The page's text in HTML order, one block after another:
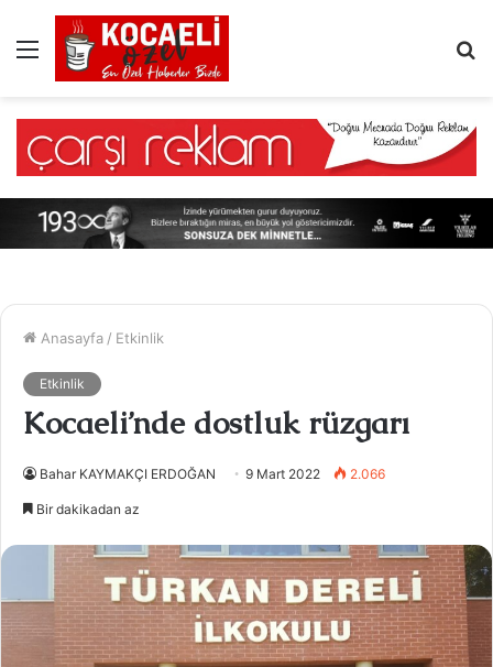
Menü
Anasayfa / Etkinlik
Etkinlik
Kocaeli’nde dostluk rüzgarı
Bahar KAYMAKÇI ERDOĞAN 9 Mart 2022 2.066
Bir dakikadan az